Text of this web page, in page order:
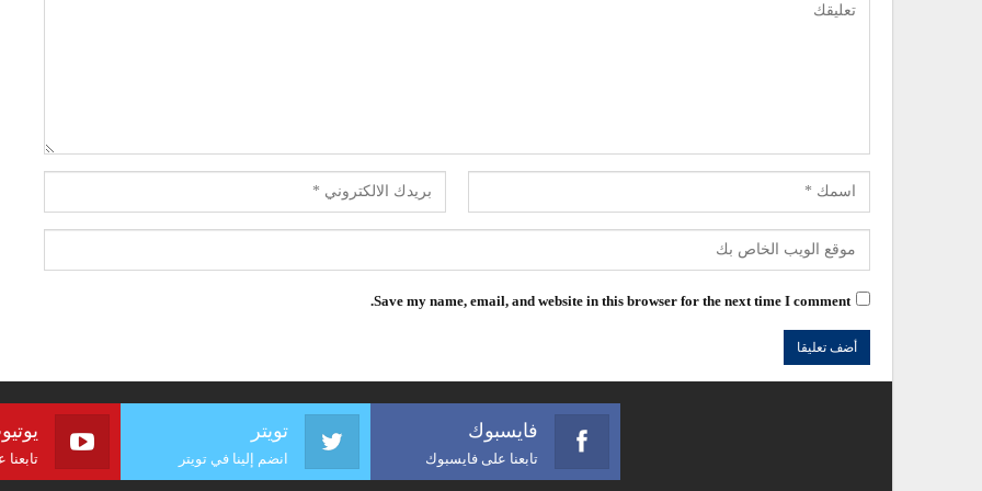
Save my name, email, and website in this browser for the next time I comment.
فايسبوك
تابعنا على فايسبوك
تويتر
انضم إلينا في تويتر